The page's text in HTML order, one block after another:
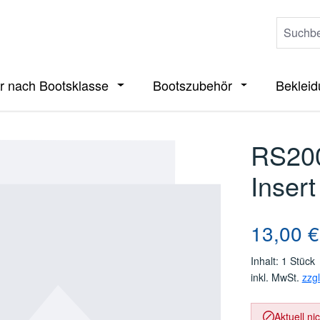
das Dropdown der Kategorie Boote
nach Bootsklasse Öffne oder Schließe das Dropdown
Bootszubehör Öffne oder
Regulärer
13,00 €
Inhalt: 1 Stück
inkl. MwSt.
Aktuell